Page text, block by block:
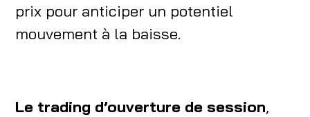
prix pour anticiper un potentiel
mouvement à la baisse.
Le trading d’ouverture de session,